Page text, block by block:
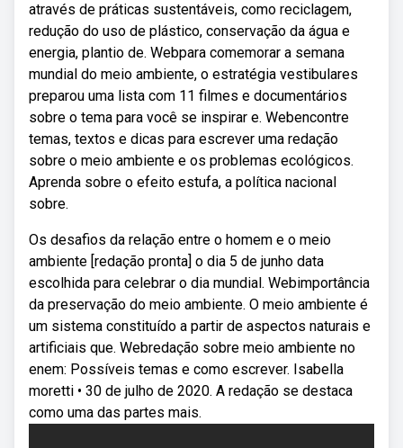
através de práticas sustentáveis, como reciclagem,
redução do uso de plástico, conservação da água e
energia, plantio de. Webpara comemorar a semana
mundial do meio ambiente, o estratégia vestibulares
preparou uma lista com 11 filmes e documentários
sobre o tema para você se inspirar e. Webencontre
temas, textos e dicas para escrever uma redação
sobre o meio ambiente e os problemas ecológicos.
Aprenda sobre o efeito estufa, a política nacional
sobre.
Os desafios da relação entre o homem e o meio
ambiente [redação pronta] o dia 5 de junho data
escolhida para celebrar o dia mundial. Webimportância
da preservação do meio ambiente. O meio ambiente é
um sistema constituído a partir de aspectos naturais e
artificiais que. Webredação sobre meio ambiente no
enem: Possíveis temas e como escrever. Isabella
moretti • 30 de julho de 2020. A redação se destaca
como uma das partes mais.